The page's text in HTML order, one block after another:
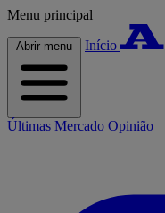
Menu principal
Abrir menu Início
Últimas Mercado Opinião